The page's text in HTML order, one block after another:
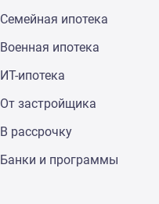
Семейная ипотека
Военная ипотека
ИТ-ипотека
От застройщика
В рассрочку
Банки и программы